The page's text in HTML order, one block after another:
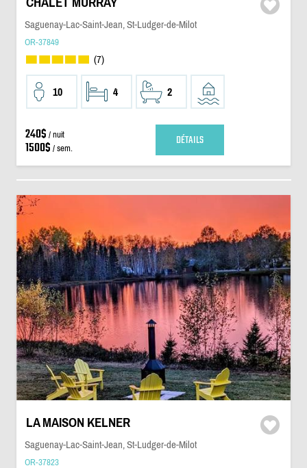
Saguenay-Lac-Saint-Jean, St-Ludger-de-Milot
OR-37849
(7)
10 4 2
240$ / nuit
1500$ / sem. DÉTAILS
LA MAISON KELNER
Saguenay-Lac-Saint-Jean, St-Ludger-de-Milot
OR-37823